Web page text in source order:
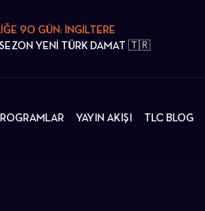
90 GÜN: İNGİLTERE
YENİ TÜRK DAMAT 🇹🇷
YAYIN AKIŞI TLC BLOG